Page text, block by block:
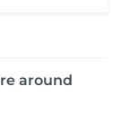
around